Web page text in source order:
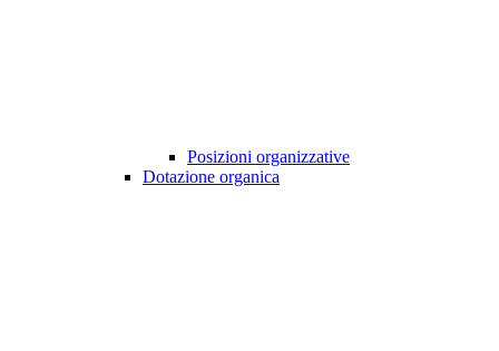
Posizioni organizzative
Dotazione organica